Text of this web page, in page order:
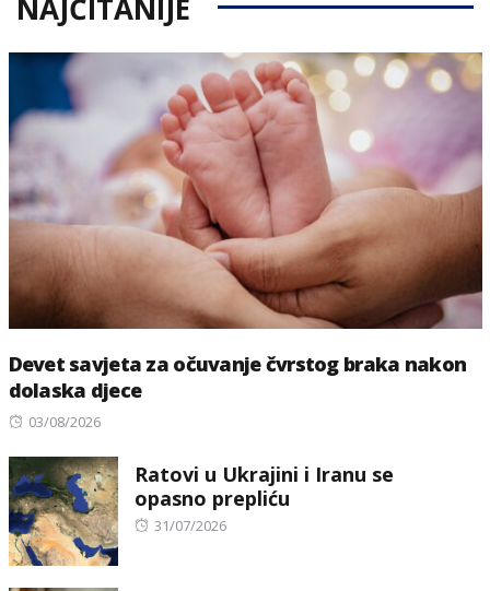
NAJČITANIJE
Devet savjeta za očuvanje čvrstog braka nakon
dolaska djece
Posted
03/08/2026
Ratovi u Ukrajini i Iranu se
opasno prepliću
Posted
31/07/2026